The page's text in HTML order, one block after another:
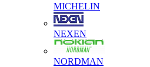
MICHELIN
NEXEN
NORDMAN